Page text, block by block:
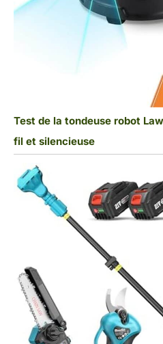
Test de la tondeuse robot
fil et silencieuse